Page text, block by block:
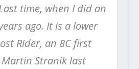
time, when I did an
ago. It is a lower
Rider, an 8C first
Stranik last